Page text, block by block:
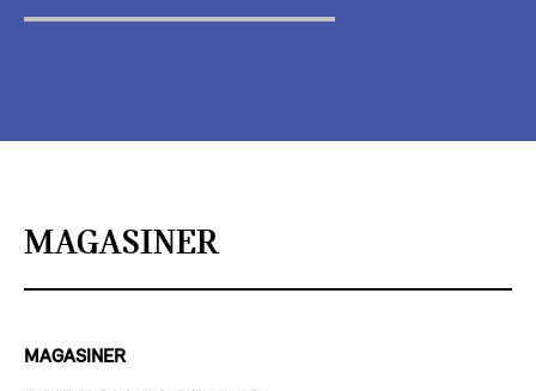
MAGASINER
MAGASINER